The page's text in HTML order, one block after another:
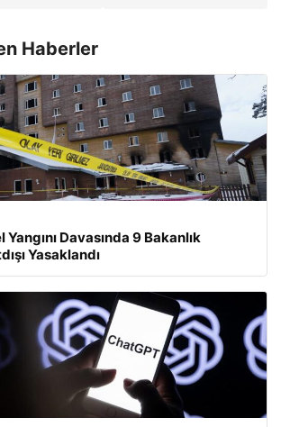
Haberler
Davasında 9 Bakanlık
Yasaklandı